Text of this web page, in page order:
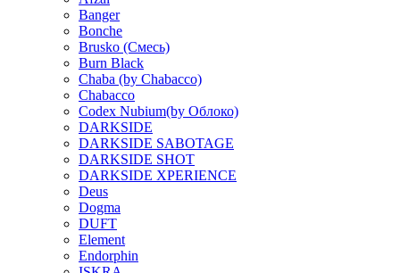
Banger
Bonche
Brusko (Смесь)
Burn Black
Chaba (by Chabacco)
Chabacco
Codex Nubium(by Облоко)
DARKSIDE
DARKSIDE SABOTAGE
DARKSIDE SHOT
DARKSIDE XPERIENCE
Deus
Dogma
DUFT
Element
Endorphin